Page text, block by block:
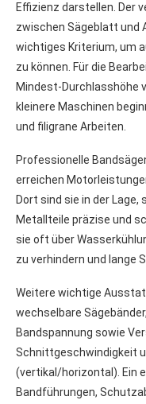
Effizienz darstellen. Der
zwischen Sägeblatt und
wichtiges Kriterium, um
zu können. Für die
Mindest-Durchlasshöhe
kleinere Maschinen
und filigrane Arbeiten.
Professionelle
erreichen
Dort sind sie in der
Metallteile präzise und
sie oft über
zu verhindern und lange
Weitere wichtige
wechselbare
Bandspannung sowie
Schnittgeschwindigkeit
(vertikal/horizontal). Ein
Bandführungen,